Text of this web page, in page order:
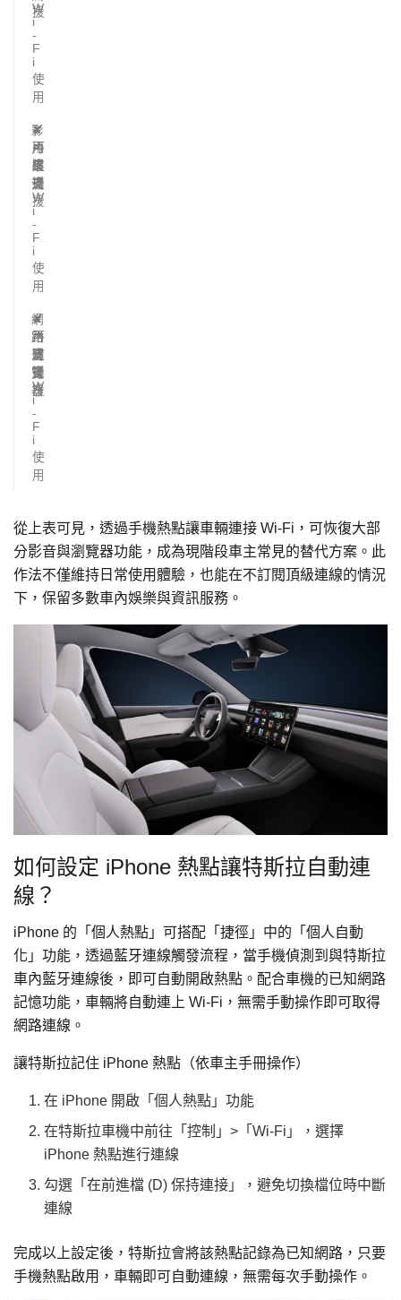
W
i
-
F
i
使
用
援
影
片
串
流
✘
不
支
援
✔
可
透
過
W
i
-
F
i
使
用
✔
內
建
支
援
網
路
瀏
覽
器
✘
不
支
援
✔
可
透
過
W
i
-
F
i
使
用
✔
內
建
支
援
從上表可見，透過手機熱點讓車輛連接 Wi-Fi，可恢復大部
分影音與瀏覽器功能，成為現階段車主常見的替代方案。此
作法不僅維持日常使用體驗，也能在不訂閱頂級連線的情況
下，保留多數車內娛樂與資訊服務。
如何設定 iPhone 熱點讓特斯拉自動連
線？
iPhone 的「個人熱點」可搭配「捷徑」中的「個人自動
化」功能，透過藍牙連線觸發流程，當手機偵測到與特斯拉
車內藍牙連線後，即可自動開啟熱點。配合車機的已知網路
記憶功能，車輛將自動連上 Wi-Fi，無需手動操作即可取得
網路連線。
讓特斯拉記住 iPhone 熱點（依車主手冊操作）
在 iPhone 開啟「個人熱點」功能
在特斯拉車機中前往「控制」>「Wi-Fi」，選擇
iPhone 熱點進行連線
勾選「在前進檔 (D) 保持連接」，避免切換檔位時中斷
連線
完成以上設定後，特斯拉會將該熱點記錄為已知網路，只要
手機熱點啟用，車輛即可自動連線，無需每次手動操作。